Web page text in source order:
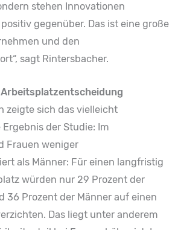
stehen Innovationen
gegenüber. Das ist eine große
und den
sagt Rintersbacher.
zeigte sich das vielleicht
der Studie: Im
Frauen weniger
als Männer: Für einen langfristig
würden nur 29 Prozent der
36 Prozent der Männer auf einen
Das liegt unter anderem